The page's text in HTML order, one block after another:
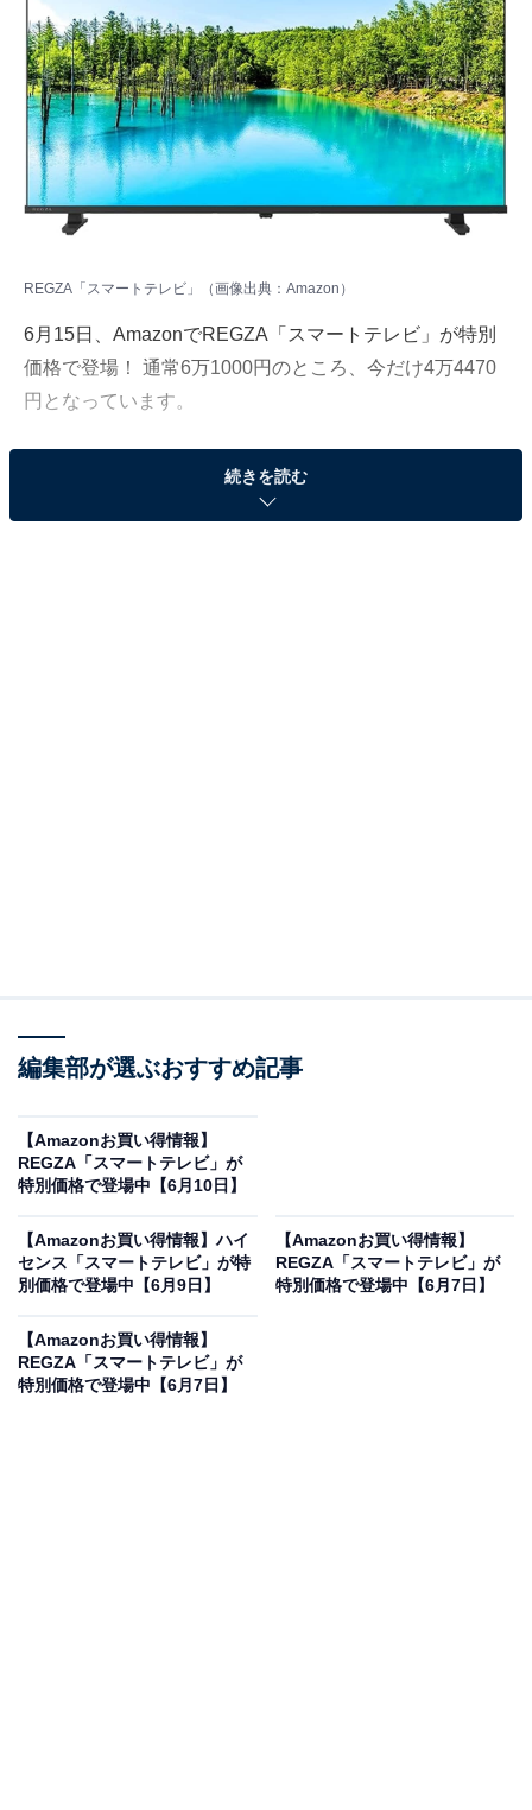
REGZA「スマートテレビ」（画像出典：Amazon）
6月15日、 AmazonでREGZA「スマートテレビ」が特別
価格で登場！ 通常6万1000円のところ、今だけ4万4470
円となっています。
そのほかにも注目の商品がラインナップされているので,
あわせて紹介していきましょう。
Amazonのセール商品から売れ筋ランキングまで、毎日のお買いも
※本記事で紹介している商品の購入やサービスの利用により、売上の一部が
REGZAの「スマートテレビ」が限定価格に！
27％オフで登場
続きを読む
編集部が選ぶおすすめ記事
【Amazonお買い得情報】
REGZA「スマートテレビ」が
特別価格で登場中【6月10日】
【Amazonお買い得情報】ハイ
センス「スマートテレビ」が特
別価格で登場中【6月9日】
【Amazonお買い得情報】
REGZA「スマートテレビ」が
特別価格で登場中【6月7日】
【Amazonお買い得情報】
REGZA「スマートテレビ」が
特別価格で登場中【6月7日】